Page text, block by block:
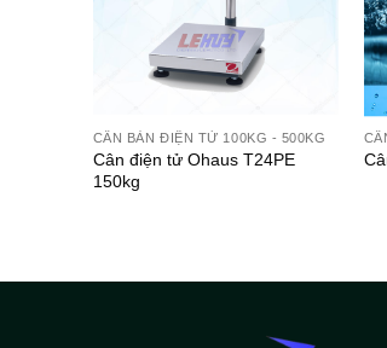
CÂN BÀN ĐIỆN TỬ 100KG - 500KG
Cân điện tử Ohaus T24PE
150kg